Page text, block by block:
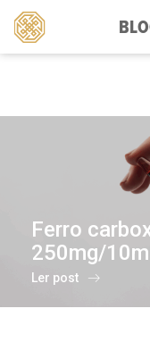
Pesquisar
por:
Ferro
250mg/
Ler post